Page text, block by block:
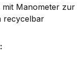
Manometer
recycelbar